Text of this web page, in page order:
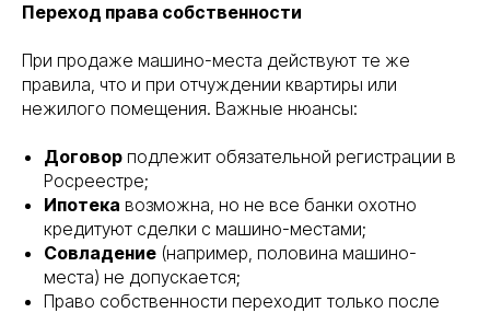
Переход права собственности
При продаже машино-места действуют те же
правила, что и при отчуждении квартиры или
нежилого помещения. Важные нюансы:
Договор подлежит обязательной регистрации в
Росреестре;
Ипотека возможна, но не все банки охотно
кредитуют сделки с машино-местами;
Совладение (например, половина машино-
места) не допускается;
Право собственности переходит только после